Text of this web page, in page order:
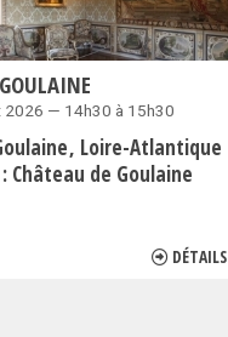
2026 — 14h30 à 15h30
Loire-Atlantique
Château de Goulaine
DÉTAILS